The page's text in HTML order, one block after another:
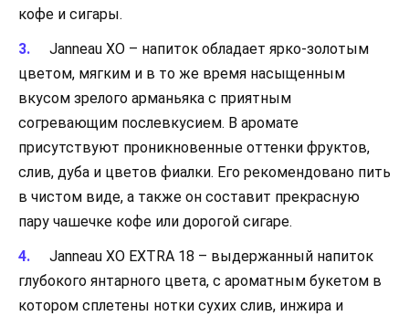
кофе и сигары.
Janneau XO – напиток обладает ярко-золотым
цветом, мягким и в то же время насыщенным
вкусом зрелого арманьяка с приятным
согревающим послевкусием. В аромате
присутствуют проникновенные оттенки фруктов,
слив, дуба и цветов фиалки. Его рекомендовано пить
в чистом виде, а также он составит прекрасную
пару чашечке кофе или дорогой сигаре.
Janneau XO EXTRA 18 – выдержанный напиток
глубокого янтарного цвета, с ароматным букетом в
котором сплетены нотки сухих слив, инжира и